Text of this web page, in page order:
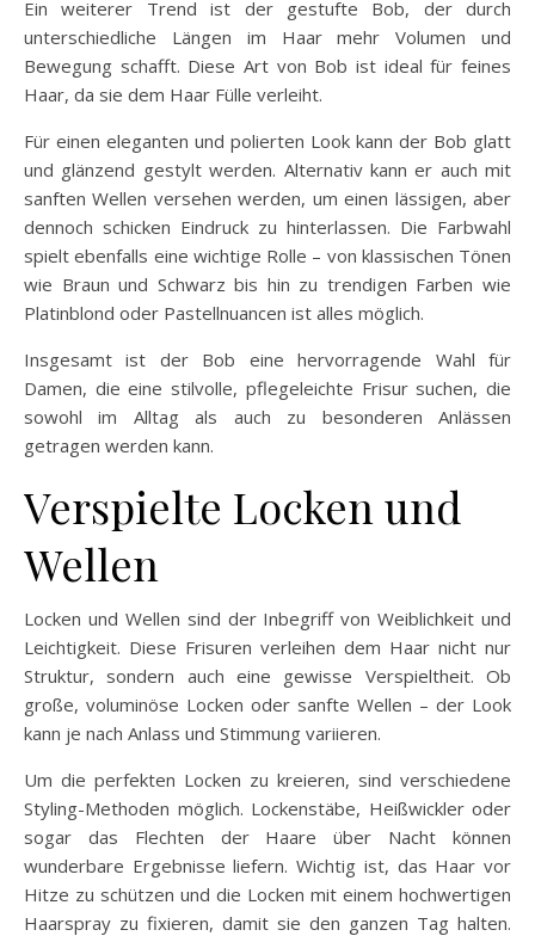
Ein weiterer Trend ist der gestufte Bob, der durch
unterschiedliche Längen im Haar mehr Volumen und
Bewegung schafft. Diese Art von Bob ist ideal für feines
Haar, da sie dem Haar Fülle verleiht.
Für einen eleganten und polierten Look kann der Bob glatt
und glänzend gestylt werden. Alternativ kann er auch mit
sanften Wellen versehen werden, um einen lässigen, aber
dennoch schicken Eindruck zu hinterlassen. Die Farbwahl
spielt ebenfalls eine wichtige Rolle – von klassischen Tönen
wie Braun und Schwarz bis hin zu trendigen Farben wie
Platinblond oder Pastellnuancen ist alles möglich.
Insgesamt ist der Bob eine hervorragende Wahl für
Damen, die eine stilvolle, pflegeleichte Frisur suchen, die
sowohl im Alltag als auch zu besonderen Anlässen
getragen werden kann.
Verspielte Locken und
Wellen
Locken und Wellen sind der Inbegriff von Weiblichkeit und
Leichtigkeit. Diese Frisuren verleihen dem Haar nicht nur
Struktur, sondern auch eine gewisse Verspieltheit. Ob
große, voluminöse Locken oder sanfte Wellen – der Look
kann je nach Anlass und Stimmung variieren.
Um die perfekten Locken zu kreieren, sind verschiedene
Styling-Methoden möglich. Lockenstäbe, Heißwickler oder
sogar das Flechten der Haare über Nacht können
wunderbare Ergebnisse liefern. Wichtig ist, das Haar vor
Hitze zu schützen und die Locken mit einem hochwertigen
Haarspray zu fixieren, damit sie den ganzen Tag halten.